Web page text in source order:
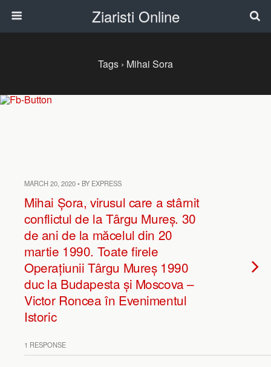
Ziaristi Online
Tags › Mihai Sora
MARCH 20, 2020 • BY EXPRESS
Mihai Șora, virusul care a stârnit
conflictul de la Târgu Mureș. 30
de ani de la măcelul din 20
martie 1990. Toate firele
Operațiunii Târgu Mureș 1990
duc la Budapesta și Moscova –
Victor Roncea în Evenimentul
Istoric
1 RESPONSE